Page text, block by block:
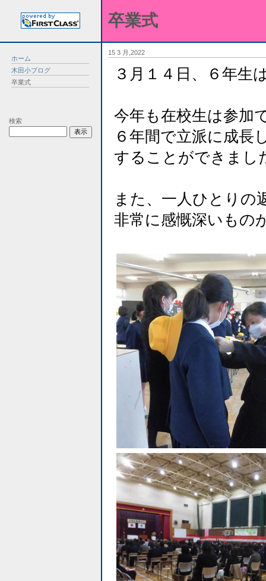
ホーム
木田小ブログ
卒業式
検索
卒業式
15 3 月,2022
３月１４日、６年生
今年も在校生は参加
６年間で立派に成長
することができまし
また、一人ひとりの
非常に感慨深いもの